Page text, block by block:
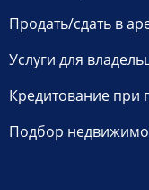
Продать/сдать в
Услуги для
Кредитование при
Подбор